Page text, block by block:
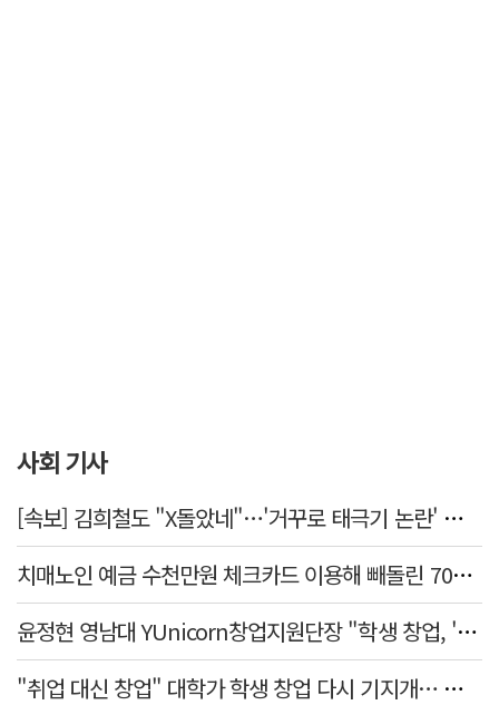
사회 기사
[속보] 김희철도 "X돌았네"…'거꾸로 태극기 논란' 인천시 현수막, 이틀 만에 철거
치매노인 예금 수천만원 체크카드 이용해 빼돌린 70대 간병인, 집행유예
윤정현 영남대 YUnicorn창업지원단장 "학생 창업, '팀 빌딩'이 제일 중요"
"취업 대신 창업" 대학가 학생 창업 다시 기지개… 창업자·기업·매출 동반 성장